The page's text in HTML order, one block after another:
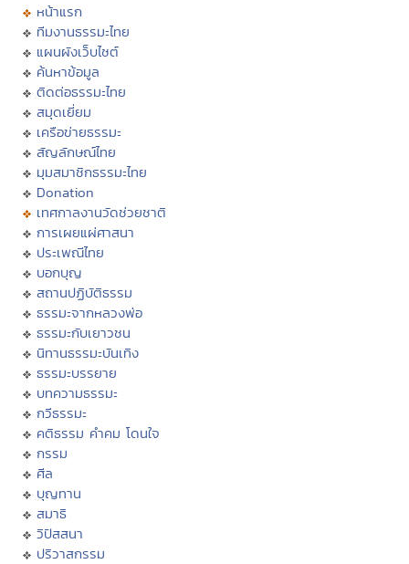
หน้าแรก
ทีมงานธรรมะไทย
แผนผังเว็บไซต์
ค้นหาข้อมูล
ติดต่อธรรมะไทย
สมุดเยี่ยม
เครือข่ายธรรมะ
สัญลักษณ์ไทย
มุมสมาชิกธรรมะไทย
Donation
เทศกาลงานวัดช่วยชาติ
การเผยแผ่ศาสนา
ประเพณีไทย
บอกบุญ
สถานปฏิบัติธรรม
ธรรมะจากหลวงพ่อ
ธรรมะกับเยาวชน
นิทานธรรมะบันเทิง
ธรรมะบรรยาย
บทความธรรมะ
กวีธรรมะ
คติธรรม คำคม โดนใจ
กรรม
ศีล
บุญทาน
สมาธิ
วิปัสสนา
ปริวาสกรรม